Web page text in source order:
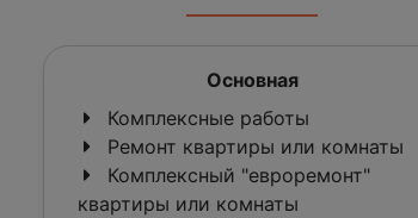
Основная
Комплексные работы
Ремонт квартиры или комнаты
Комплексный "евроремонт"
квартиры или комнаты